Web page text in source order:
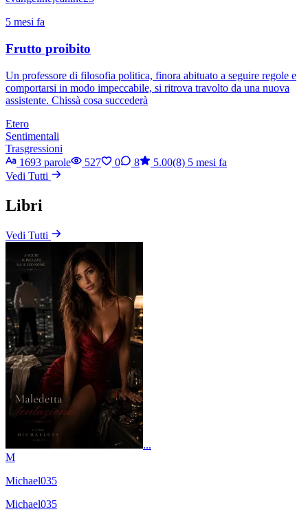
5 mesi fa
Frutto proibito
Un professore di filosofia politica, finora abituato a seguire regole e
comportarsi in modo impeccabile, si ritrova travolto da una nuova
assistente. Chissà cosa succederà
Etero
Sentimentali
Trasgressioni
1693 parole
527 0 8 5.00(8) 5 mesi fa
Vedi Tutti
Libri
Vedi Tutti
...
M
Michael035
Michael035